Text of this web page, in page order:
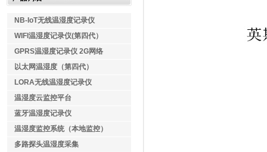
NB-IoT无线温湿度记录仪
WIFI温湿度记录仪(第四代）
GPRS温湿度记录仪 2G网络
以太网温湿度（第四代）
LORA无线温湿度记录仪
温湿度云监控平台
蓝牙温湿度记录仪
温湿度监控系统（本地监控）
多路探头温湿度采集